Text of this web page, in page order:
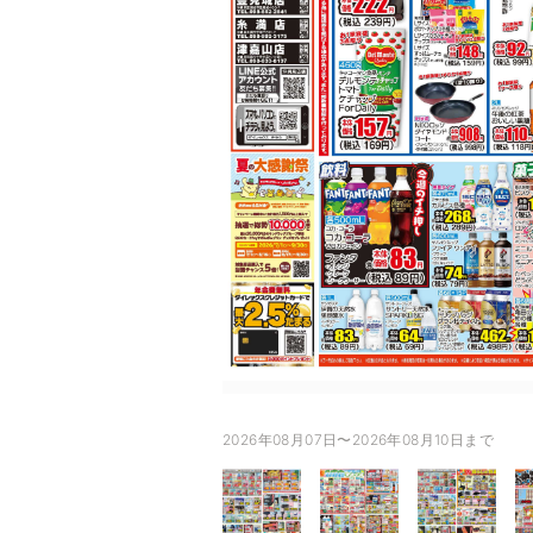
2026年08月07日〜2026年08月10日まで